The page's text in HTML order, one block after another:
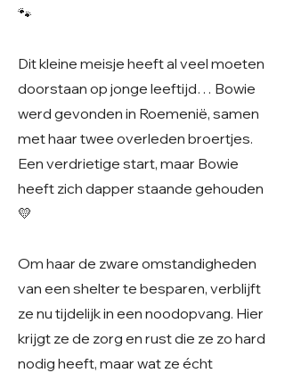
🐾
Dit kleine meisje heeft al veel moeten
doorstaan op jonge leeftijd… Bowie
werd gevonden in Roemenië, samen
met haar twee overleden broertjes.
Een verdrietige start, maar Bowie
heeft zich dapper staande gehouden
💛
Om haar de zware omstandigheden
van een shelter te besparen, verblijft
ze nu tijdelijk in een noodopvang. Hier
krijgt ze de zorg en rust die ze zo hard
nodig heeft, maar wat ze écht